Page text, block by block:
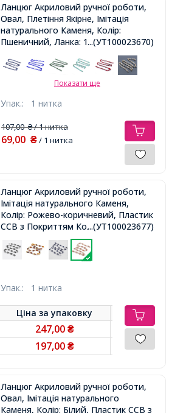
Ланцюг Акриловий ручної роботи,
Овал, Плетіння Якірне, Імітація
натурального Каменя, Колір:
Пшеничний, Ланка: 18.5x11.5x4.5мм,
...(УТ100023670)
Показати ще
Упак.: 1 нитка
107,00₴/ 1 нитка
69,00 ₴/ 1 нитка
Ланцюг Акриловий ручної роботи,
Імітація натурального Каменя,
Колір: Рожево-коричневий, Пластик
CCB з Покриттям Кольори
Рожевого Золота, Ланка:
29x21x6мм, близько 60шт / 1м /
...(УТ100023677)
Упак.: 1 нитка
Ціна заупаковку
247,00 ₴
197,00 ₴
Ланцюг Акриловий ручної роботи,
Овал, Імітація натурального
Каменя, Колір: Білий, Пластик CCB з